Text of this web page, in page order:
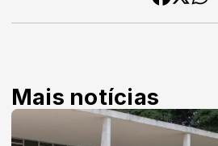
Mais notícias